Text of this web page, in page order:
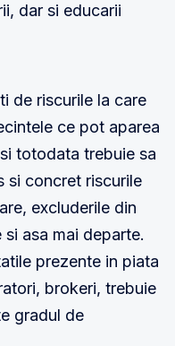
dar si educarii
de riscurile la care
ce pot aparea
totodata trebuie sa
si concret riscurile
excluderile din
asa mai departe.
prezente in piata
brokeri, trebuie
gradul de